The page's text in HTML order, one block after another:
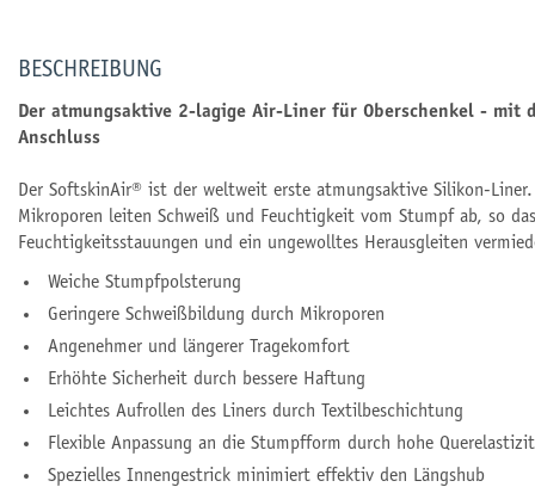
BESCHREIBUNG
Der atmungsaktive 2-lagige Air-Liner für Oberschenkel - mit
Anschluss
Der SoftskinAir® ist der weltweit erste atmungsaktive Silikon-Liner.
Mikroporen leiten Schweiß und Feuchtigkeit vom Stumpf ab, so
Feuchtigkeitsstauungen und ein ungewolltes Herausgleiten
Weiche Stumpfpolsterung
Geringere Schweißbildung durch Mikroporen
Angenehmer und längerer Tragekomfort
Erhöhte Sicherheit durch bessere Haftung
Leichtes Aufrollen des Liners durch Textilbeschichtung
Flexible Anpassung an die Stumpfform durch hohe
Spezielles Innengestrick minimiert effektiv den Längshub